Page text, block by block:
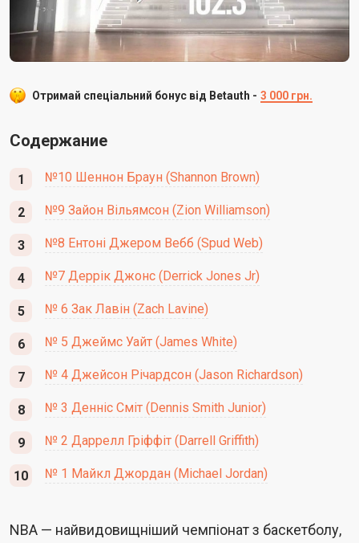
Отримай спеціальний бонус від Betauth - 3 000 грн.
№10 Шеннон Браун (Shannon Brown)
№9 Зайон Вільямсон (Zion Williamson)
№8 Ентоні Джером Вебб (Spud Web)
№7 Деррік Джонс (Derrick Jones Jr)
№ 6 Зак Лавін (Zach Lavine)
№ 5 Джеймс Уайт (James White)
№ 4 Джейсон Річардсон (Jason Richardson)
№ 3 Денніс Сміт (Dennis Smith Junior)
№ 2 Даррелл Гріффіт (Darrell Griffith)
№ 1 Майкл Джордан (Michael Jordan)
NBA — найвидовищніший чемпіонат з баскетболу,